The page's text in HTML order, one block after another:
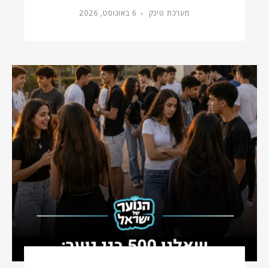
מערכת טינק 6 באוגוסט, 2026